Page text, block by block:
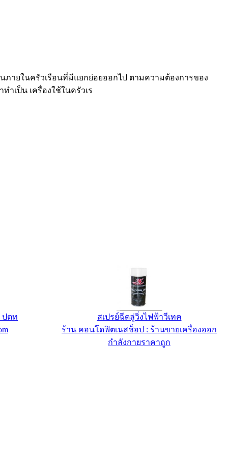
ภายในครัวเรือนที่มีแยกย่อยออกไป ตามความต้องการของ
ำเป็น เครื่องใช้ในครัวเร
ปตท
สเปรย์ฉีดลู่วิ่งไฟฟ้าวีเทค
ร้าน คอนโดฟิตเนสช็อป : ร้านขายเครื่องออก
กำลังกายราคาถูก